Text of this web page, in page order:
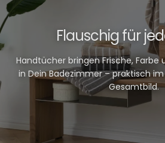
Flauschig für
Handtücher bringen Frische,
in Dein Badezimmer – praktisch
Gesamtbild.